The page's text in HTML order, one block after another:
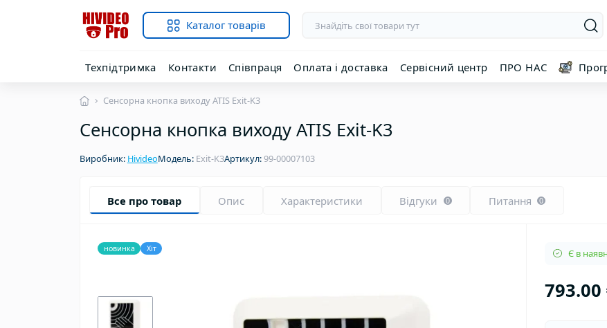
Каталог товарів
Техпідтримка Контакти Співпраця Оплата і доставка Сервісний центр ПРО НАС
Сенсорна кнопка виходу ATIS Exit-K3
Сенсорна кнопка виходу ATIS Exit-K3
Виробник: HivideoМодель: Exit-K3Артикул:99-00007103
Все про товар Опис Характеристики Відгуки 0 Питання 0
новинка Хіт Є в
793.00